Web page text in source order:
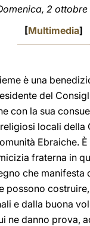
2 ottobre
[Multimedia]
è una
del
con la sua
locali della
Ebraiche.
fraterna in
che manifesta
possono
e dalla buona
ne danno prova,